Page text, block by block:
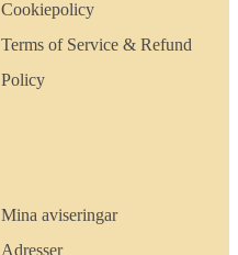
Cookiepolicy
Terms of Service & Refund
Policy
Mina aviseringar
Adresser